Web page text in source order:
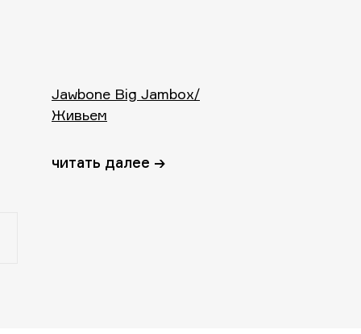
Jawbone Big Jambox/
Живьем
читать далее →